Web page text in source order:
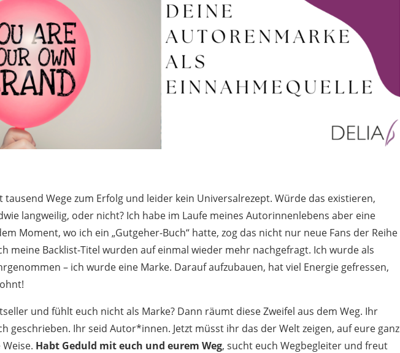
tausend Wege zum Erfolg und leider kein Universalrezept. Würde das existieren,
langweilig, oder nicht? Ich habe im Laufe meines Autorinnenlebens aber eine
Moment, wo ich ein „Gutgeher-Buch“ hatte, zog das nicht nur neue Fans der Reihe
meine Backlist-Titel wurden auf einmal wieder mehr nachgefragt. Ich wurde als
– ich wurde eine Marke. Darauf aufzubauen, hat viel Energie gefressen,
und fühlt euch nicht als Marke? Dann räumt diese Zweifel aus dem Weg. Ihr
geschrieben. Ihr seid Autor*innen. Jetzt müsst ihr das der Welt zeigen, auf eure ganz
Habt Geduld mit euch und eurem Weg, sucht euch Wegbegleiter und freut